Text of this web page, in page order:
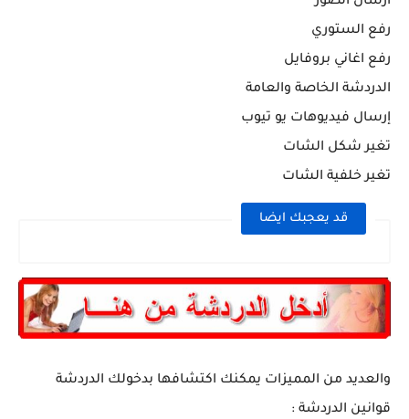
رفع الستوري
رفع اغاني بروفايل
الدردشة الخاصة والعامة
إرسال فيديوهات يو تيوب
تغير شكل الشات
تغير خلفية الشات
قد يعجبك ايضا
والعديد من المميزات يمكنك اكتشافها بدخولك الدردشة
قوانين الدردشة :